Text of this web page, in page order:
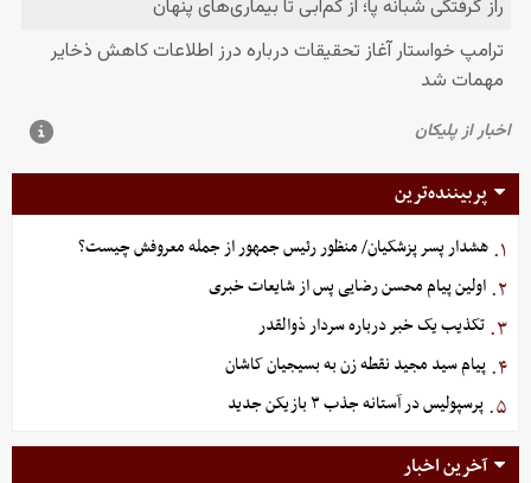
پربیننده‌ترین
۱. هشدار پسر پزشکیان/ منظور رئیس جمهور از جمله معروفش چیست؟
۲. اولین پیام محسن رضایی پس از شایعات خبری
۳. تکذیب یک خبر درباره سردار ذوالقدر
۴. پیام سید مجید نقطه زن به بسیجیان کاشان
۵. پرسپولیس در آستانه جذب ۳ بازیکن جدید
آخرین اخبار